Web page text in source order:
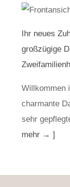
Ihr neues
großzügige
Willkommen
charmante
sehr
mehr → ]